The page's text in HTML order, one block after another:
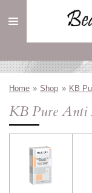
Hauptinhalt
Home » Shop » KB
KB Pure Anti